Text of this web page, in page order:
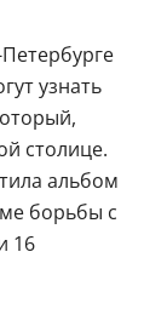
узнать
столице.
альбом
борьбы с
16